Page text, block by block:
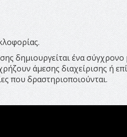
δημιουργείται ένα
άμεσης διαχείρισης ή
που δραστηριοποιούνται.